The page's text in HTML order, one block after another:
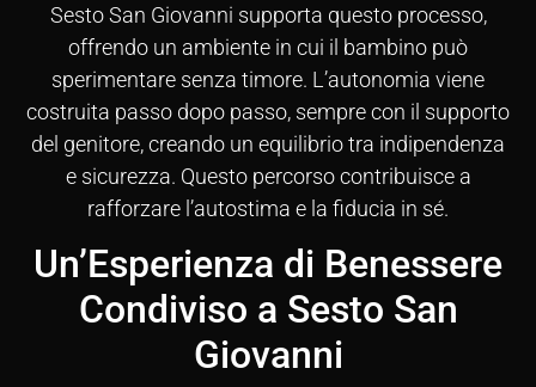
Sesto San Giovanni supporta questo processo,
offrendo un ambiente in cui il bambino può
sperimentare senza timore. L’autonomia viene
costruita passo dopo passo, sempre con il supporto
del genitore, creando un equilibrio tra indipendenza
e sicurezza. Questo percorso contribuisce a
rafforzare l’autostima e la fiducia in sé.
Un’Esperienza di Benessere
Condiviso a Sesto San
Giovanni